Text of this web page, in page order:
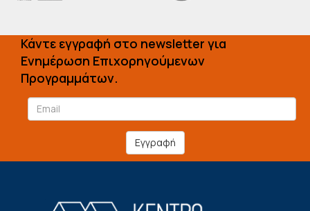
Κάντε εγγραφή στο newsletter για
Ενημέρωση Επιχορηγούμενων
Προγραμμάτων.
Εγγραφή